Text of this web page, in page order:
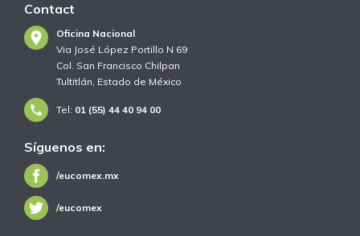
Contact
Oficina Nacional
Via José López Portillo N 69
Col. San Francisco Chilpan
Tultitlán, Estado de México
Tel: 01 (55) 44 40 94 00
Síguenos en:
/eucomex.mx
/eucomex